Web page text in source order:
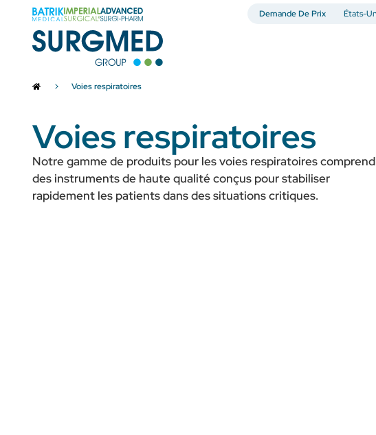
Demande De Prix
Voies respiratoires
Voies respiratoires
Notre gamme de produits pour les voies respiratoires comprend
des instruments de haute qualité conçus pour stabiliser
rapidement les patients dans des situations critiques.